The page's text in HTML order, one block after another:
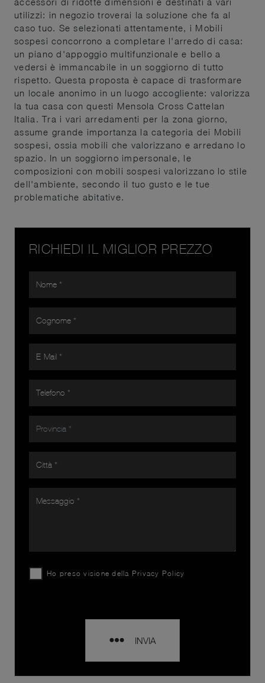
utilizzi: in negozio troverai la soluzione che fa al
caso tuo. Se selezionati attentamente, i Mobili
sospesi concorrono a completare l'arredo di casa:
un piano d'appoggio multifunzionale e bello a
vedersi è immancabile in un soggiorno di tutto
rispetto. Questa proposta è capace di trasformare
un locale anonimo in un luogo accogliente: valorizza
la tua casa con questi Mensola Cross Cattelan
Italia. Tra i vari arredamenti per la zona giorno,
assume grande importanza la categoria dei Mobili
sospesi, ossia mobili che valorizzano e arredano lo
spazio. In un soggiorno impersonale, le
composizioni con mobili sospesi valorizzano lo stile
dell'ambiente, secondo il tuo gusto e le tue
problematiche abitative.
RICHIEDI IL MIGLIOR PREZZO
Ho preso visione della Privacy Policy
INVIA